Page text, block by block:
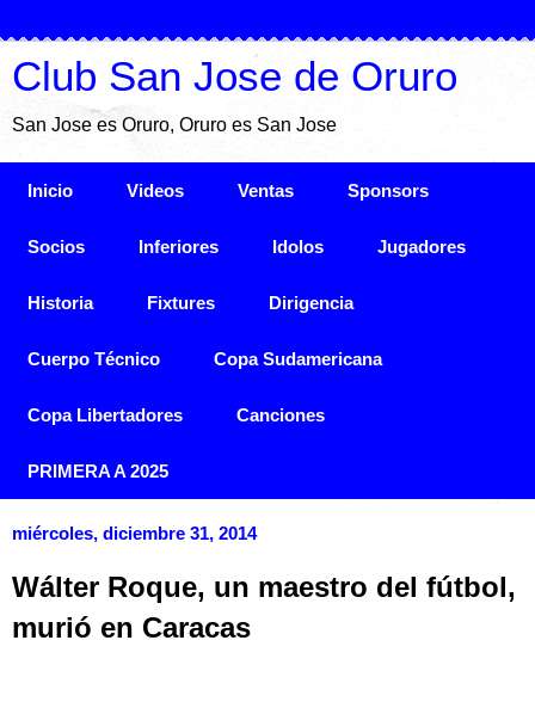
Club San Jose de Oruro
San Jose es Oruro, Oruro es San Jose
Inicio Videos Ventas Sponsors
Socios Inferiores Idolos Jugadores
Historia Fixtures Dirigencia
Cuerpo Técnico Copa Sudamericana
Copa Libertadores Canciones
PRIMERA A 2025
miércoles, diciembre 31, 2014
Wálter Roque, un maestro del fútbol,
murió en Caracas